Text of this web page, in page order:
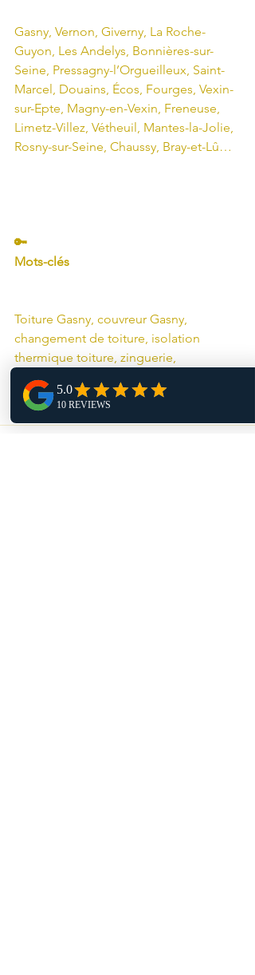
Gasny, Vernon, Giverny, La Roche-
Guyon, Les Andelys, Bonnières-sur-
Seine, Pressagny-l’Orgueilleux, Saint-
Marcel, Douains, Écos, Fourges, Vexin-
sur-Epte, Magny-en-Vexin, Freneuse,
Limetz-Villez, Vétheuil, Mantes-la-Jolie,
Rosny-sur-Seine, Chaussy, Bray-et-Lû…
🔑
Mots-clés
Toiture Gasny, couvreur Gasny,
changement de toiture, isolation
thermique toiture, zinguerie,
étanchéité toiture, rénovation toiture
Vernon, couvreur Les Andelys,
entreprise toiture 27